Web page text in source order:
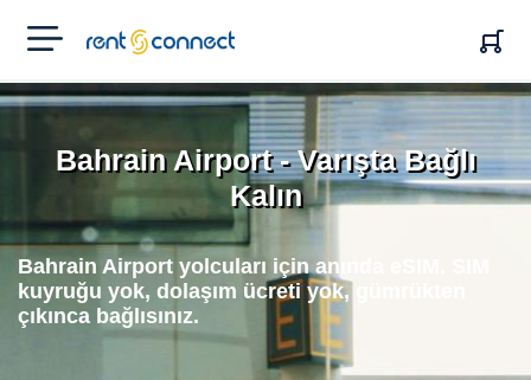
RENT'N
CONNECT
Bahrain Airport - Varışta Bağlı
Kalın
Bahrain Airport yolcuları için anında eSIM. SIM
kuyruğu yok, dolaşım ücreti yok, gümrükten
çıkınca bağlısınız.